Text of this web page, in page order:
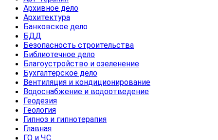
Архивное дело
Архитектура
Банковское дело
БДД
Безопасность строительства
Библиотечное дело
Благоустройство и озеленение
Бухгалтерское дело
Вентиляция и кондиционирование
Водоснабжение и водоотведение
Геодезия
Геология
Гипноз и гипнотерапия
Главная
ГО и ЧС